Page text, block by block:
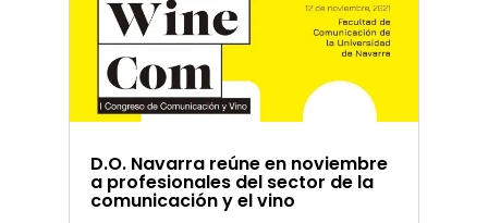
D.O. Navarra reúne en noviembre
a profesionales del sector de la
comunicación y el vino